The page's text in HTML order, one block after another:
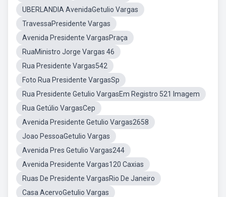
UBERLANDIA AvenidaGetulio Vargas
TravessaPresidente Vargas
Avenida Presidente VargasPraça
RuaMinistro Jorge Vargas 46
Rua Presidente Vargas542
Foto Rua Presidente VargasSp
Rua Presidente Getulio VargasEm Registro 521 Imagem
Rua Getúlio VargasCep
Avenida Presidente Getulio Vargas2658
Joao PessoaGetulio Vargas
Avenida Pres Getulio Vargas244
Avenida Presidente Vargas120 Caxias
Ruas De Presidente VargasRio De Janeiro
Casa AcervoGetulio Vargas